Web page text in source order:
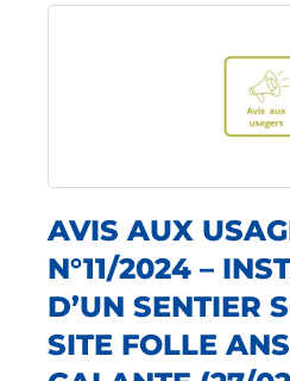
AVIS AUX
N°11/2024 –
D’UN SENTIER
SITE FOLLE